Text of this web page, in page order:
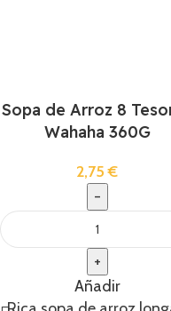
Sopa de Arroz 8
Wahaha 360G
2,75€
Añadir